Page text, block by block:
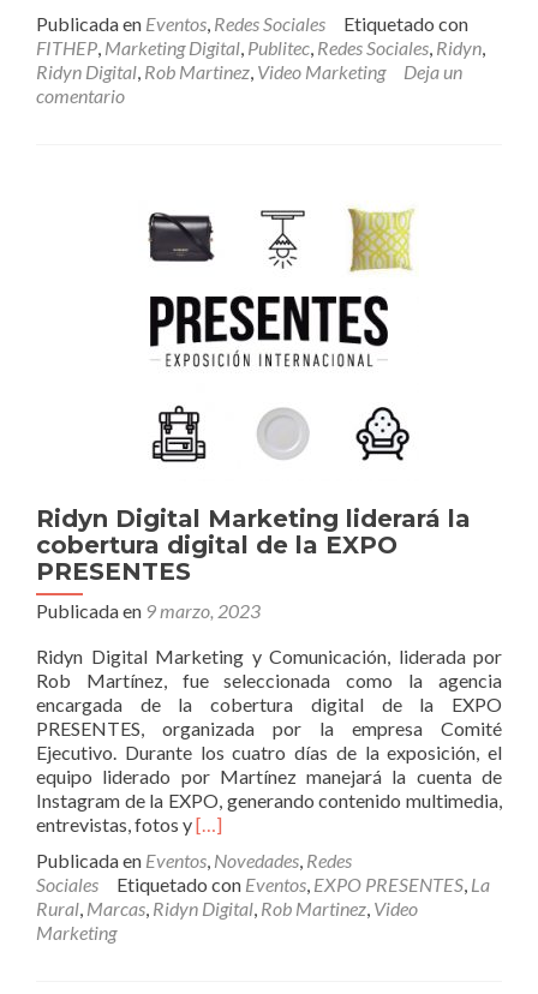
será
responsable
de
la
EXPOALIMENTARIA
Publicada en Eventos, Redes Sociales
Etiquetado con
FITHEP, Marketing Digital, Publitec, Redes Sociales, Ridyn,
Ridyn Digital, Rob Martinez, Video Marketing
Deja un
comentario
Ridyn Digital Marketing liderará la
cobertura digital de la EXPO
PRESENTES
Publicada en 9 marzo, 2023
Ridyn Digital Marketing y Comunicación, liderada por
Rob Martínez, fue seleccionada como la agencia
encargada de la cobertura digital de la EXPO
PRESENTES, organizada por la empresa Comité
Ejecutivo. Durante los cuatro días de la exposición, el
equipo liderado por Martínez manejará la cuenta de
Instagram de la EXPO, generando contenido multimedia,
entrevistas, fotos yLeer
Digital
Marketing
liderará
[…]
Publicada en Eventos, Novedades, Redes
Sociales
Etiquetado con Eventos, EXPO PRESENTES, La
Rural, Marcas, Ridyn Digital, Rob Martinez, Video
Marketing